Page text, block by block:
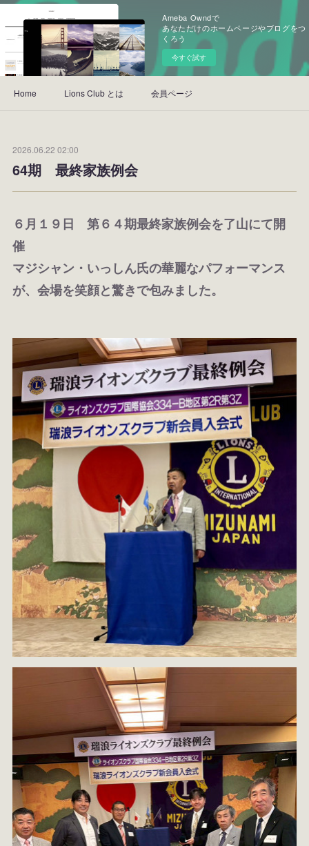
Ameba Owndで
あなただけのホームページやブログをつ
くろう
今すぐ試す
Home Lions Club とは 会員ページ
2026.06.22 02:00
64期 最終家族例会
６月１９日 第６４期最終家族例会を了山にて開
催
マジシャン・いっしん氏の華麗なパフォーマンス
が、会場を笑顔と驚きで包みました。